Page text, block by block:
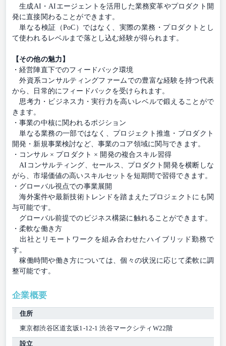
生成AI・AIエージェントを活用した業務変革やプロダクト開
発に直接関わることができます。
単なる検証（PoC）ではなく、実際の業務・プロダクトとし
て使われるレベルまで落とし込む経験が得られます。
【その他の魅力】
・経営陣直下でのフィードバック環境
外資系コンサルティングファームでの豊富な経験を持つ代表
から、日常的にフィードバックを受けられます。
思考力・ビジネス力・実行力を高いレベルで鍛えることがで
きます。
・事業の中核に関われるポジション
単なる業務の一部ではなく、プロジェクト推進・プロダクト
開発・新規事業検討など、事業のコア領域に関与できます。
・コンサル × プロダクト × 開発の複合スキル習得
AIコンサルティング、セールス、プロダクト開発を横断しな
がら、市場価値の高いスキルセットを短期間で習得できます。
・グローバル視点での事業展開
海外案件や最新技術トレンドを踏まえたプロジェクトにも関
与可能です。
グローバル前提でのビジネス構築に触れることができます。
・柔軟な働き方
出社とリモートワークを組み合わせたハイブリッド勤務で
す。
稼働時間や働き方については、個々の状況に応じて柔軟に調
整可能です。
企業概要
住所
東京都渋谷区道玄坂1-12-1 渋谷マークシティW22階
設立